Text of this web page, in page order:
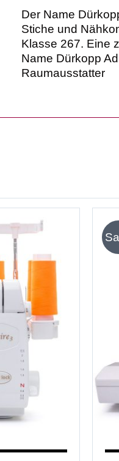
Der Name
Stiche und
Klasse 267. Eine
Name Dürkopp
Raumausstatter
DETAILS